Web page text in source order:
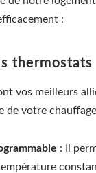
:
thermostats
vos meilleurs
de votre
: Il